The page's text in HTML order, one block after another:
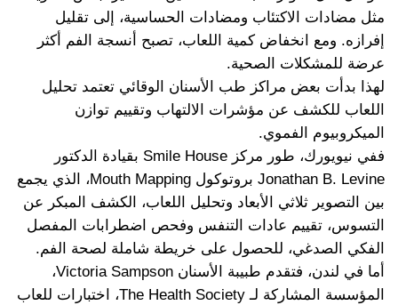
مثل مضادات الاكتئاب ومضادات الحساسية، إلى تقليل
إفرازه. ومع انخفاض كمية اللعاب، تصبح أنسجة الفم أكثر
عرضة للمشكلات الصحية.
لهذا بدأت بعض مراكز طب الأسنان الوقائي تعتمد تحليل
اللعاب للكشف عن مؤشرات الالتهاب وتقييم توازن
الميكروبيوم الفموي.
ففي نيويورك، طور مركز Smile House بقيادة الدكتور
Jonathan B. Levine بروتوكول Mouth Mapping، الذي يجمع
بين التصوير ثلاثي الأبعاد وتحليل اللعاب، الكشف المبكر عن
التسوس، تقييم عادات التنفس وفحص اضطرابات المفصل
الفكي الصدغي، للحصول على خريطة شاملة لصحة الفم.
أما في لندن، فتقدم طبيبة الأسنان Victoria Sampson،
المؤسسة المشاركة لـ The Health Society، اختبارات للعاب